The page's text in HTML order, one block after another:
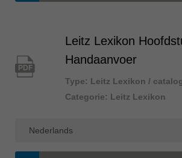
PDF
Leitz Lexikon
Handaanvoer
Type: Leitz Lexikon /
Categorie: Leitz Lexikon